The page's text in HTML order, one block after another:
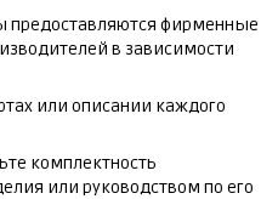
предоставляются фирменные
в зависимости
или описании каждого
комплектность
или руководством по его